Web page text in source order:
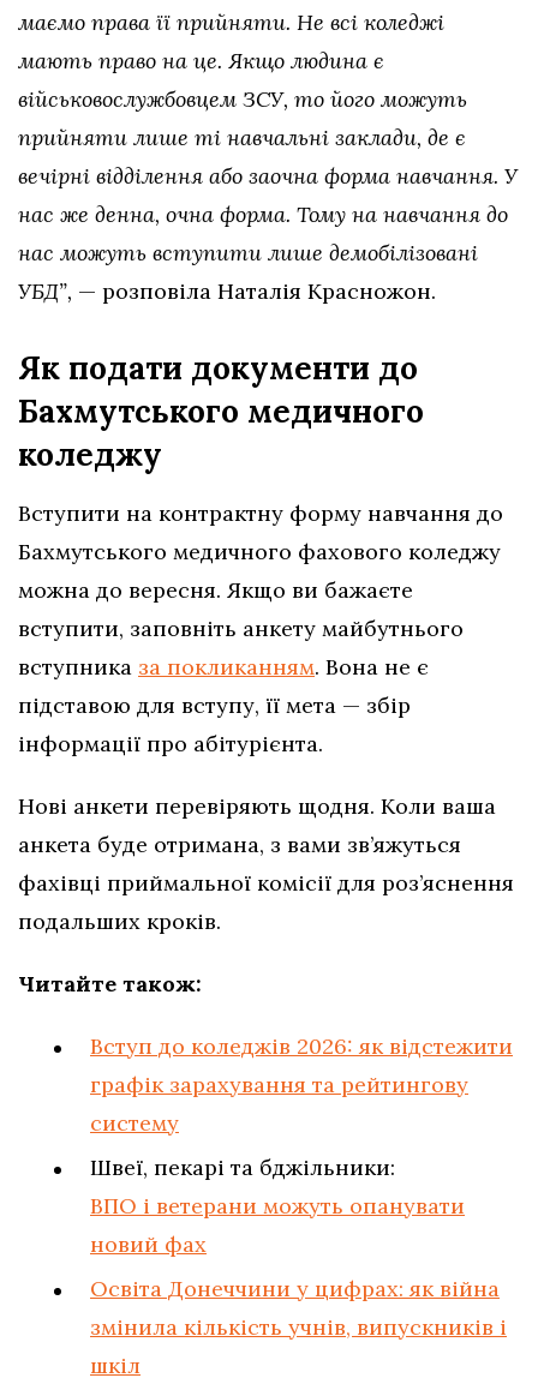
маємо права її прийняти. Не всі коледжі
мають право на це. Якщо людина є
військовослужбовцем ЗСУ, то його можуть
прийняти лише ті навчальні заклади, де є
вечірні відділення або заочна форма навчання. У
нас же денна, очна форма. Тому на навчання до
нас можуть вступити лише демобілізовані
УБД”, — розповіла Наталія Красножон.
Як подати документи до
Бахмутського медичного
коледжу
Вступити на контрактну форму навчання до
Бахмутського медичного фахового коледжу
можна до вересня. Якщо ви бажаєте
вступити, заповніть анкету майбутнього
вступника за покликанням. Вона не є
підставою для вступу, її мета — збір
інформації про абітурієнта.
Нові анкети перевіряють щодня. Коли ваша
анкета буде отримана, з вами зв’яжуться
фахівці приймальної комісії для роз’яснення
подальших кроків.
Читайте також:
Вступ до коледжів 2026: як відстежити
графік зарахування та рейтингову
систему
Швеї, пекарі та бджільники:
ВПО і ветерани можуть опанувати
новий фах
Освіта Донеччини у цифрах: як війна
змінила кількість учнів, випускників і
шкіл